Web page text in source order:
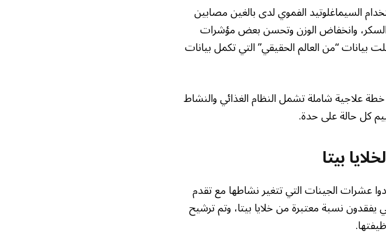
السيماغلوتيد الفموي لدى بالغين مصابين
السكر، وانخفاض الوزن وتحسن بعض مؤشرات
“من العالم الحقيقي” التي تكمل بيانات
علاجية شاملة تشمل النظام الغذائي والنشاط
كل حالة على حدة.
بيتا
عشرات الجينات التي تتغير نشاطها مع تقدم
نسبة معتبرة من خلايا بيتا، وتم ترشيح